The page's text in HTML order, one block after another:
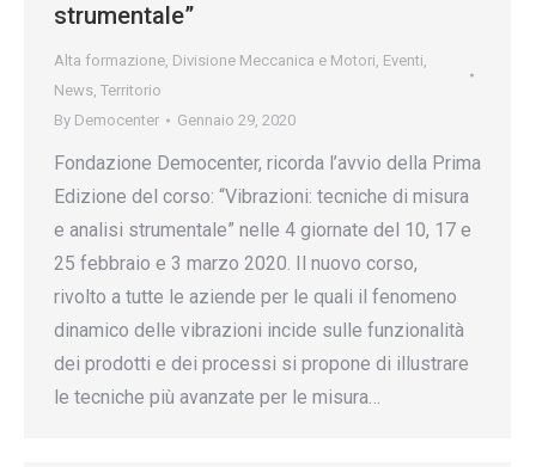
strumentale”
Alta formazione, Divisione Meccanica e Motori, Eventi,
News, Territorio
By Democenter Gennaio 29, 2020
Fondazione Democenter, ricorda l’avvio della Prima
Edizione del corso: “Vibrazioni: tecniche di misura
e analisi strumentale” nelle 4 giornate del 10, 17 e
25 febbraio e 3 marzo 2020. Il nuovo corso,
rivolto a tutte le aziende per le quali il fenomeno
dinamico delle vibrazioni incide sulle funzionalità
dei prodotti e dei processi si propone di illustrare
le tecniche più avanzate per le misura…